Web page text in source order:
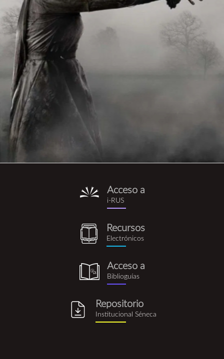
i-
rus.png
Acceso a
i-RUS
recursos_electronicos.png
Recursos
Electrónicos
biblioguia.png
Acceso a
Biblioguías
Repositorio
Institucional Séneca